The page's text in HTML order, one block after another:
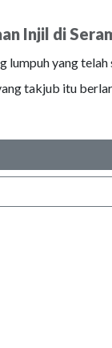
Injil di
lumpuh yang
takjub itu